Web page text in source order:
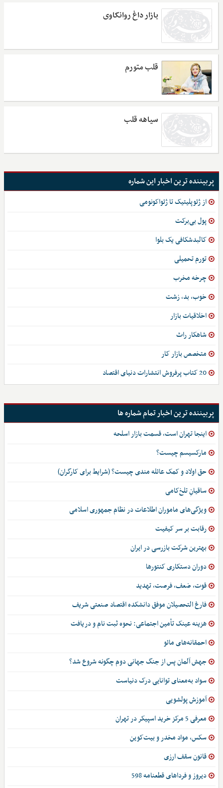
بازار داغ روانکاوی
قلب متورم
سیاهه قلب
پربیننده ترین اخبار این شماره
از ژئوپلیتیک تا ژئواکونومی
پول بی‌برکت
کالبدشکافی یک بلوا
تورم تحمیلی
چرخه مخرب
خوب، بد، زشت
اخلاقیات بازار
شاهکار راث
متخصص بازار کار
20 کتاب پرفروش انتشارات دنیای اقتصاد
پربیننده ترین اخبار تمام شماره ها
اینجا تهران است، قسمت بازار اسلحه
مارکسیسم چیست؟
حق اولاد و کمک عائله مندی چیست؟ (شرایط برای کارگران)
ساقیانِ تلخ‌کامی
ویژگی‌های ماموران اطلاعات در نظام جمهوری اسلامی
رقابت بر سر کیفیت
بهترین شرکت بازرسی در ایران
دوران دستکاری کنتورها
قوت، ضعف، فرصت، تهدید
فارغ التحصیلان موفق دانشکده اقتصاد صنعتی شریف
هزینه عینک تأمین اجتماعی: نحوه ثبت نام و دریافت
احمقانه‌های مائو
جهش آلمان پس از جنگ جهانی دوم چگونه شروع شد؟
سواد به‌معنای توانایی درک دنیاست
آموزش پولشویی
معرفی 5 مرکز خرید اسپیکر در تهران
سکس، مواد مخدر و بیت‌کوین
قانون سقف ارزی
دیروز و فرداهای قطعنامه 598